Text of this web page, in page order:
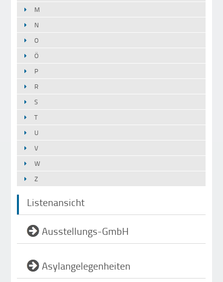
M
N
O
Ö
P
R
S
T
U
V
W
Z
Listenansicht
Ausstellungs-GmbH
Asylangelegenheiten